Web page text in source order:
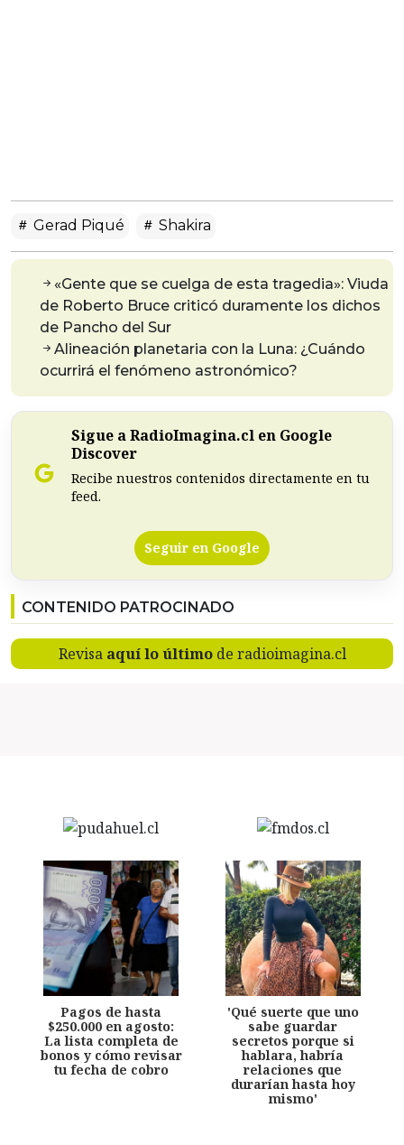
Gerad Piqué Shakira
«Gente que se cuelga de esta tragedia»: Viuda
de Roberto Bruce criticó duramente los dichos
de Pancho del Sur
Alineación planetaria con la Luna: ¿Cuándo
ocurrirá el fenómeno astronómico?
Sigue a RadioImagina.cl en Google
Discover
Recibe nuestros contenidos directamente en tu
feed.
Seguir en Google
CONTENIDO PATROCINADO
Revisa aquí lo últimode radioimagina.cl
Pagos de hasta
$250.000 en agosto:
La lista completa de
bonos y cómo revisar
tu fecha de cobro
'Qué suerte que uno
sabe guardar
secretos porque si
hablara, habría
relaciones que
durarían hasta hoy
mismo'